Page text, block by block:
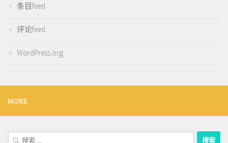
条目feed
评论feed
WordPress.org
MORE
搜